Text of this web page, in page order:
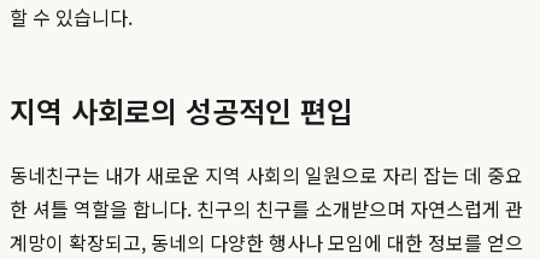
할 수 있습니다.
지역 사회로의 성공적인 편입
동네친구는 내가 새로운 지역 사회의 일원으로 자리 잡는 데 중요
한 셔틀 역할을 합니다. 친구의 친구를 소개받으며 자연스럽게 관
계망이 확장되고, 동네의 다양한 행사나 모임에 대한 정보를 얻으